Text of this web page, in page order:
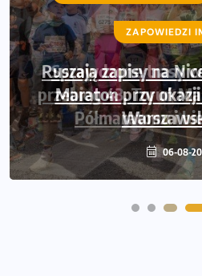
ZAPOWIEDZI
Sprawdzone trasy
przebieg 43. Toruń
Półmaratonu i
06-08-